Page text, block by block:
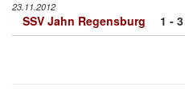
23.11.2012
SSV Jahn Regensburg 1 - 3